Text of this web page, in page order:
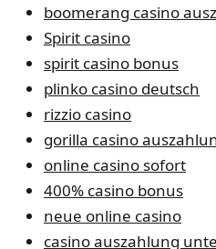
boomerang casino
Spirit casino
spirit casino bonus
plinko casino deutsch
rizzio casino
gorilla casino
online casino sofort
400% casino bonus
neue online casino
casino auszahlung